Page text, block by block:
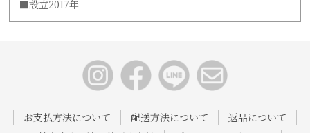
■設立2017年
お支払方法について 配送方法について
返品について